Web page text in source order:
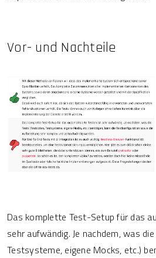
Vor- und Nachteile
Das komplette Test-Setup für das
sehr aufwändig. Je nachdem, was
Testsysteme, eigene Mocks, etc.)